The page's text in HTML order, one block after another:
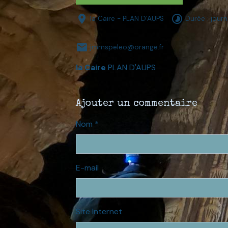
la Caire - PLAN D'AUPS Durée :
jmmspeleo@orange.fr
la Caire PLAN D'AUPS
Ajouter un commentaire
Nom
E-mail
Site Internet